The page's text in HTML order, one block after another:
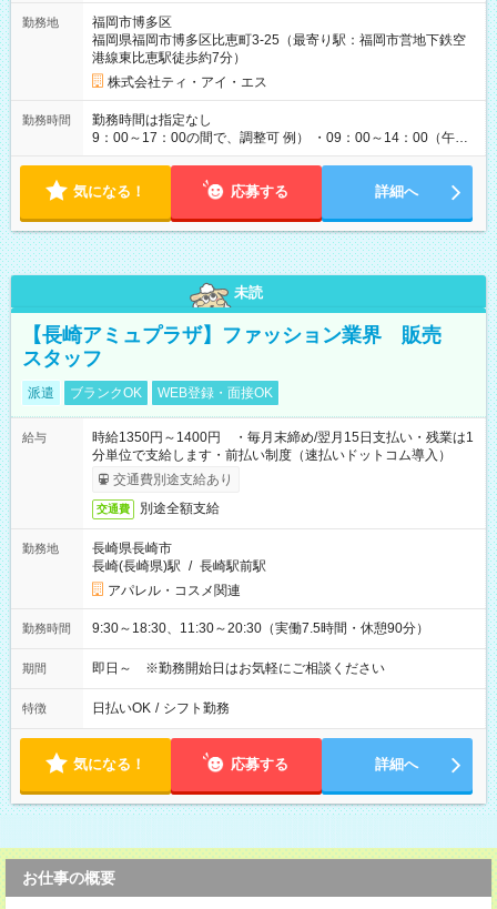
勤務地
福岡市博多区
福岡県福岡市博多区比恵町3-25（最寄り駅：福岡市営地下鉄空
港線東比恵駅徒歩約7分）
株式会社ティ・アイ・エス
勤務時間
勤務時間は指定なし
9：00～17：00の間で、調整可 例） ・09：00～14：00（午後
からは家事に） ・10：00～16：00（朝はゆっくりスタート）
勤務で、ご希望に合わせて調整します。 ◎今週は子供の行事
気になる！ 応募する 詳細へ
未読
【長崎アミュプラザ】ファッション業界 販売
スタッフ
派遣 ブランクOK WEB登録・面接OK
給与
時給1350円～1400円 ・毎月末締め/翌月15日支払い・残業は1
分単位で支給します・前払い制度（速払いドットコム導入）
交通費別途支給あり
交通費 別途全額支給
勤務地
長崎県長崎市
長崎(長崎県)駅 / 長崎駅前駅
アパレル・コスメ関連
勤務時間 9:30～18:30、11:30～20:30（実働7.5時間・休憩90分）
期間 即日～ ※勤務開始日はお気軽にご相談ください
特徴 日払いOK / シフト勤務
気になる！ 応募する 詳細へ
お仕事の概要